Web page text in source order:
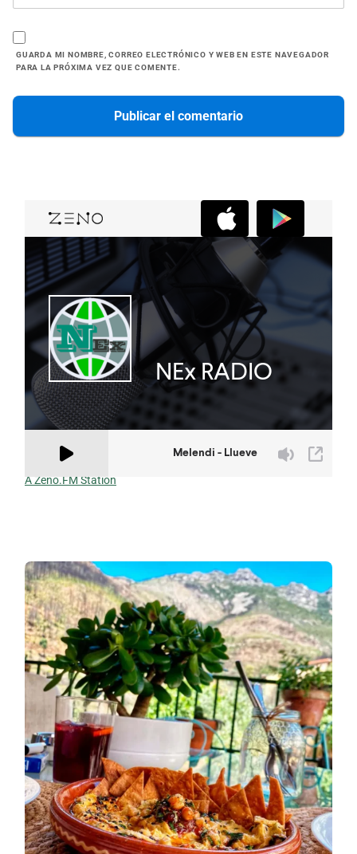
GUARDA MI NOMBRE, CORREO ELECTRÓNICO Y WEB EN ESTE NAVEGADOR
PARA LA PRÓXIMA VEZ QUE COMENTE.
A Zeno.FM Station